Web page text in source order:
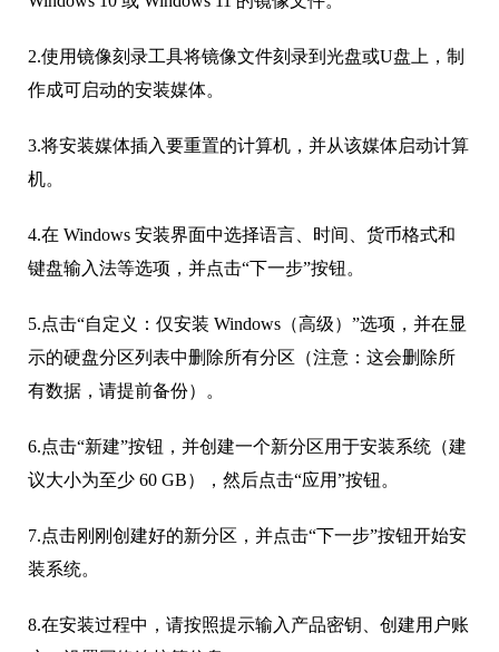
作成可启动的安装媒体。
3.将安装媒体插入要重置的计算机，并从该媒体启动计算
机。
键盘输入法等选项，并点击“下一步”按钮。
5.点击“自定义：仅安装 Windows（高级）”选项，并在显
示的硬盘分区列表中删除所有分区（注意：这会删除所
有数据，请提前备份）。
6.点击“新建”按钮，并创建一个新分区用于安装系统（建
议大小为至少 60 GB），然后点击“应用”按钮。
7.点击刚刚创建好的新分区，并点击“下一步”按钮开始安
装系统。
户、设置网络连接等信息。